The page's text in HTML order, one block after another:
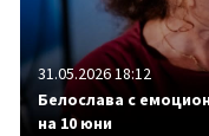
31.05.2026 18:12
Белослава с
на 10 юни